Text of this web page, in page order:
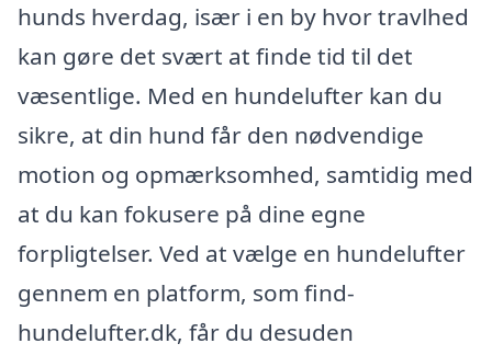
hunds hverdag, især i en by hvor travlhed
kan gøre det svært at finde tid til det
væsentlige. Med en hundelufter kan du
sikre, at din hund får den nødvendige
motion og opmærksomhed, samtidig med
at du kan fokusere på dine egne
forpligtelser. Ved at vælge en hundelufter
gennem en platform, som find-
hundelufter.dk, får du desuden